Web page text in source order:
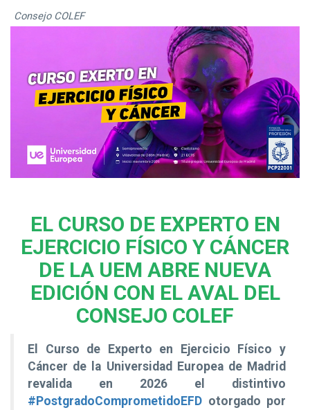
Consejo COLEF
EL CURSO DE EXPERTO EN
EJERCICIO FÍSICO Y CÁNCER
DE LA UEM ABRE NUEVA
EDICIÓN CON EL AVAL DEL
CONSEJO COLEF
El Curso de Experto en Ejercicio Físico y
Cáncer de la Universidad Europea de Madrid
revalida en 2026 el distintivo
#PostgradoComprometidoEFD otorgado por